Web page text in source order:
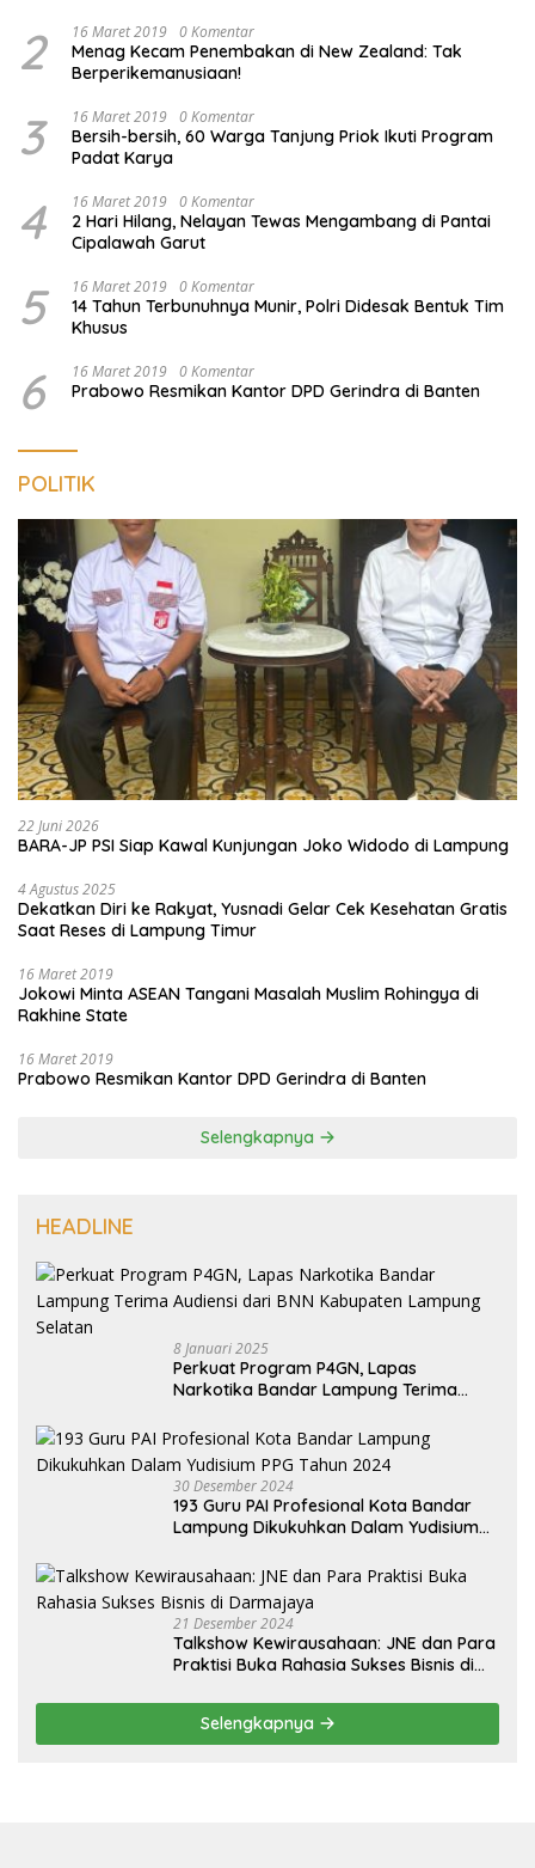
2 16 Maret 2019 0 Komentar
Menag Kecam Penembakan di New Zealand: Tak
Berperikemanusiaan!
3 16 Maret 2019 0 Komentar
Bersih-bersih, 60 Warga Tanjung Priok Ikuti Program
Padat Karya
4 16 Maret 2019 0 Komentar
2 Hari Hilang, Nelayan Tewas Mengambang di Pantai
Cipalawah Garut
5 16 Maret 2019 0 Komentar
14 Tahun Terbunuhnya Munir, Polri Didesak Bentuk Tim
Khusus
6 16 Maret 2019 0 Komentar
Prabowo Resmikan Kantor DPD Gerindra di Banten
POLITIK
22 Juni 2026
BARA-JP PSI Siap Kawal Kunjungan Joko Widodo di Lampung
4 Agustus 2025
Dekatkan Diri ke Rakyat, Yusnadi Gelar Cek Kesehatan Gratis
Saat Reses di Lampung Timur
16 Maret 2019
Jokowi Minta ASEAN Tangani Masalah Muslim Rohingya di
Rakhine State
16 Maret 2019
Prabowo Resmikan Kantor DPD Gerindra di Banten
Selengkapnya
HEADLINE
8 Januari 2025
Perkuat Program P4GN, Lapas
Narkotika Bandar Lampung Terima
Selatan
30 Desember 2024
193 Guru PAI Profesional Kota Bandar
Lampung Dikukuhkan Dalam Yudisium
21 Desember 2024
Talkshow Kewirausahaan: JNE dan Para
Praktisi Buka Rahasia Sukses Bisnis di
Selengkapnya